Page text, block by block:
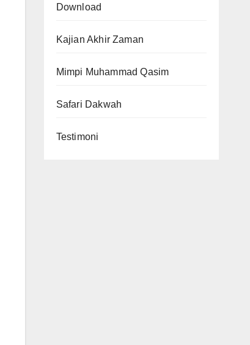
Download
Kajian Akhir Zaman
Mimpi Muhammad Qasim
Safari Dakwah
Testimoni